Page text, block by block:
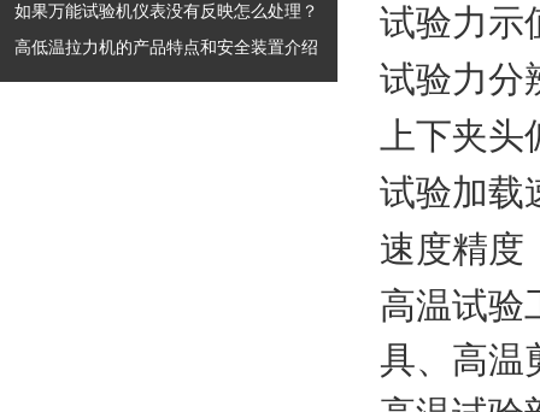
如果万能试验机仪表没有反映怎么处理？
高低温拉力机的产品特点和安全装置介绍
试验力示
试验力分
上下夹头
试验加载
速度精度
高温试验
具、高温